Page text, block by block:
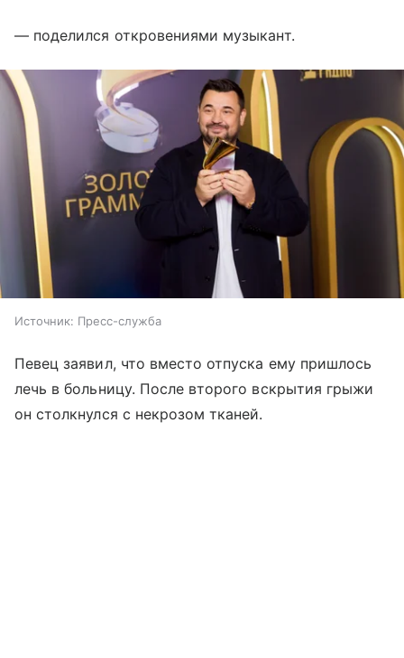
— поделился откровениями музыкант.
Источник: Пресс-служба
Певец заявил, что вместо отпуска ему пришлось
лечь в больницу. После второго вскрытия грыжи
он столкнулся с некрозом тканей.